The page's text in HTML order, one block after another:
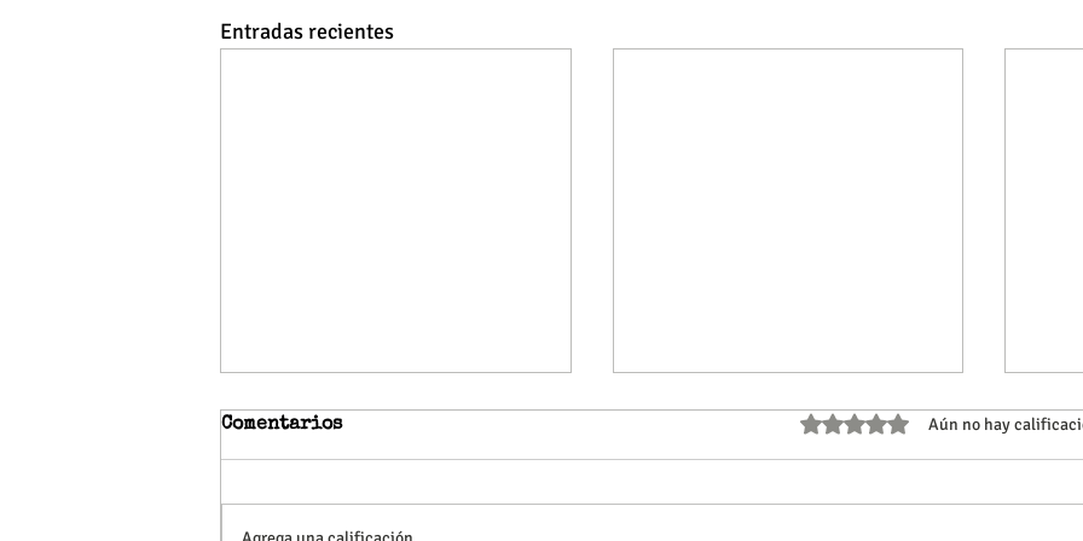
Entradas recientes
Comentarios Obtuvo 0 de 5 estrellas.
Aún no hay